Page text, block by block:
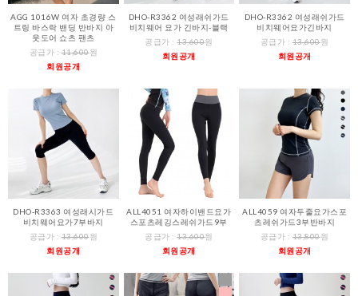
AGG 1016W 여자 초경량 스
트링 바스락 밴딩 반바지 아
웃도어 쇼츠 팬츠
공급가 :11,600원
회원공개
DHO-R3362 여성래쉬가드
비치웨어 요가 긴바지-블랙
공급가 :13,600원
회원공개
DHO-R3362 여성래쉬가드
비치웨어요가긴바지
공급가 : 13,600원
회원공개
DHO-R3363 여성래시가드
비치웨어요가7부바지
공급가 :13,600원
회원공개
ALL4051 여자하이밴드요가
스포츠레깅스레쉬가드9부
공급가 :13,600원
회원공개
ALL4059 여자두줄요가스포
츠레쉬가드3부반바지
공급가 : 13,800원
회원공개